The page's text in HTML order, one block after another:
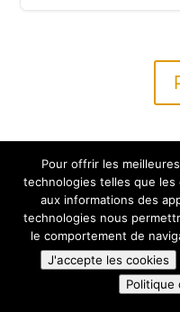
© Anderea Deco –
Mentions légales
Politique
Pour offrir les
technologies telles que
aux informations des
technologies nous
le comportement de
J'accepte les cookies
Politique